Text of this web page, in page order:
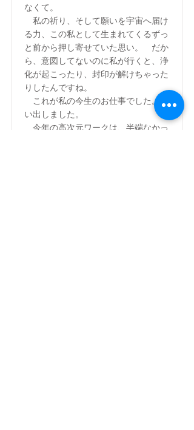
なくて。
私の祈り、そして願いを宇宙へ届け
る力、この私として生まれてくるずっ
と前から押し寄せていた思い。 だか
ら、意図してないのに私が行くと、浄
化が起こったり、封印が解けちゃった
りしたんですね。
これが私の今生のお仕事でした。思
い出しました。
今年の高次元ワークは、半端なかっ